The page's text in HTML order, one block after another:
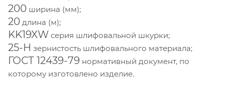
200 ширина (мм);
20 длина (м);
KK19XW серия шлифовальной шкурки;
25-H зернистость шлифовального материала;
ГОСТ 12439-79 нормативный документ, по
которому изготовлено изделие.